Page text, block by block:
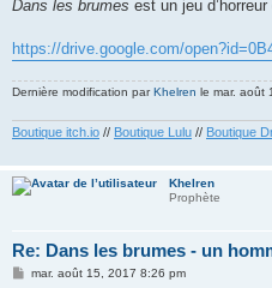
Dans les brumes est un jeu
https://drive.google.com/
Dernière modification parKhelren le mar. août
Boutique itch.io // Boutique Lulu // Boutique
Khelren
Prophète
Re: Dans les brumes - un
Mmar. août 15, 2017 8:26 pm